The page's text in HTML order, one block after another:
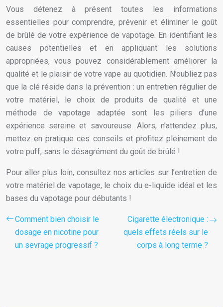
Vous détenez à présent toutes les informations
essentielles pour comprendre, prévenir et éliminer le goût
de brûlé de votre expérience de vapotage. En identifiant les
causes potentielles et en appliquant les solutions
appropriées, vous pouvez considérablement améliorer la
qualité et le plaisir de votre vape au quotidien. N’oubliez pas
que la clé réside dans la prévention : un entretien régulier de
votre matériel, le choix de produits de qualité et une
méthode de vapotage adaptée sont les piliers d’une
expérience sereine et savoureuse. Alors, n’attendez plus,
mettez en pratique ces conseils et profitez pleinement de
votre puff, sans le désagrément du goût de brûlé !
Pour aller plus loin, consultez nos articles sur l’entretien de
votre matériel de vapotage, le choix du e-liquide idéal et les
bases du vapotage pour débutants !
Comment bien choisir le
dosage en nicotine pour
un sevrage progressif ?
Cigarette électronique :
quels effets réels sur le
corps à long terme ?